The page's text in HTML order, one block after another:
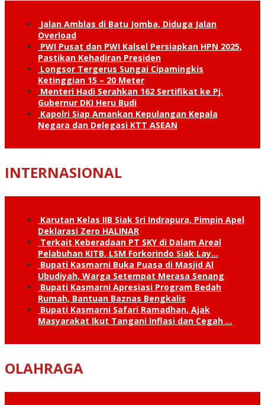
Jalan Amblas di Batu Jomba, Diduga Jalan
Overload
PWI Pusat dan PWI Kalsel Persiapkan HPN 2025,
Pastikan Kehadiran Presiden
Longsor Tergerus Sungai Cipamingkis
Ketinggian 15 – 20 Meter
Menteri Hadi Serahkan 162 Sertifikat ke Pj.
Gubernur DKI Heru Budi
Kapolri Siap Amankan Kepulangan Kepala
Negara dan Delegasi KTT ASEAN
INTERNASIONAL
Karutan Kelas IIB Siak Sri Indrapura, Pimpin Apel
Deklarasi Zero HALINAR
Terkait Keberadaan PT SKY di Dalam Areal
Pelabuhan KITB, LSM Forkorindo Siak Lay…
Bupati Kasmarni Buka Puasa di Masjid Al
Ubudiyah, Warga Setempat Merasa Senang
Bupati Kasmarni Apresiasi Program Bedah
Rumah, Bantuan Baznas Bengkalis
Bupati Kasmarni Safari Ramadhan, Ajak
Masyarakat Ikut Tangani Inflasi dan Cegah …
OLAHRAGA